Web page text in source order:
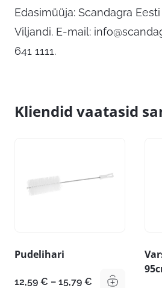
Edasimüüja: Scandagra Eesti
Viljandi. E-mail:
641 1111.
Kliendid vaatasid
Pudelihari
12,59 € – 15,79 € Hinnavahemik: